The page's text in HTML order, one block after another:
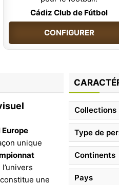
Cádiz Club de Fútbol
CONFIGURER
unique
une
Collections
Type de
Continents
Pays